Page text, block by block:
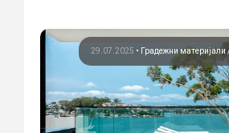
29.07.2025 • Градежни материјали